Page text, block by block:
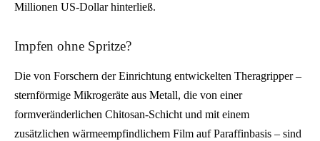
Millionen US-Dollar hinterließ.
Impfen ohne Spritze?
Die von Forschern der Einrichtung entwickelten Theragripper –
sternförmige Mikrogeräte aus Metall, die von einer
formveränderlichen Chitosan-Schicht und mit einem
zusätzlichen wärmeempfindlichem Film auf Paraffinbasis – sind